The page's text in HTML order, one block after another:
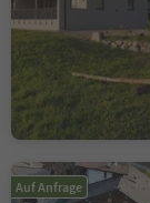
Auf Anfrage